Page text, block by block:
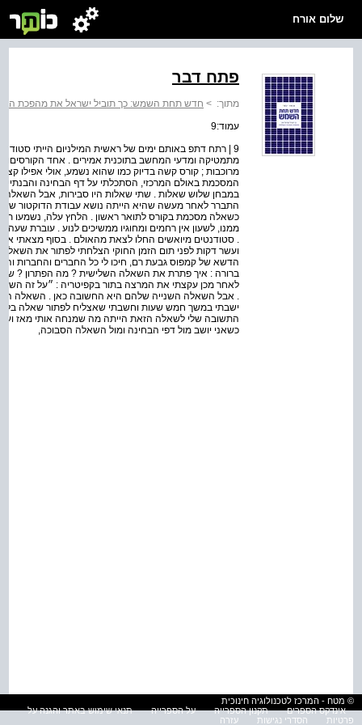
שלום אורח
פתח דבר
מתוך: > חדש תחת השמש: כך תוביל ישראל את מהפכת
עמוד:9
9 | רתח דתפ באותם ימים של ראשית המילניום הייתי
מתמטיקה ומדעי המחשב בתוכנית אמירים . אחד הקורסים
המסכמת באולם המרכזי, הסתכלתי על דף הבחינה והבנתי
במבחן שלוש שאלות . שתי שאלות היו סבירות, אבל השאלה
התברר לאחר מעשה שהיא הייתה נושא עבודת הדוקטור
כשאלה מסכמת בקורס לתואר ראשון . הלחץ עלה, נשמעו
ממנו, לשעון אין רחמים ומחוגיו ממשיכים לנוע . עוברת
. סטודנטים מיואשים החלו לצאת מהאולם . בסוף מצאתי
ועשר דקות לפני תום הזמן החוקי הצלחתי לפתור את
הדשא של קמפוס גבעת רם, חיכו לי כל החברים והחברות
ברורה : איך פתרת את השאלה השלישית ? מה הפתרון ?
לאחר מכן עקצתי את המרצה בתור בקפיטריה : ״על זה
. אבל השאלה השנייה שלהם היא החשובה כאן . השאלה
ישבתי במשך חמש שעות וחשבתי שאצליח לפתור שאלה
התשובה שלי לשאלה הזאת הייתה מה שמנחה אותי מאז
כשאני יושב מול דפי הבחינה ומול השאלה הסבוכה,
© מטח - המרכז לטכנולוגיה חינוכית
אינדקס הספרים
תקנון הספרייה על הספרייה
תנאי שימוש באתר והגנה על
פרטיות
הסדרי נגישות עזרה